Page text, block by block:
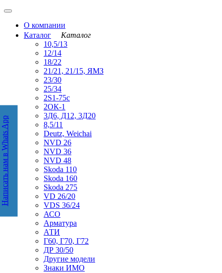
О компании
Каталог
Каталог
10,5/13
12/14
18/22
21/21, 21/15, ЯМЗ
23/30
25/34
2S1-75с
2ОК-1
3Д6, Д12, 3Д20
8,5/11
Deutz, Weichai
NVD 26
NVD 36
NVD 48
Skoda 110
Skoda 160
Skoda 275
VD 26/20
VDS 36/24
АСО
Арматура
АТИ
Г60, Г70, Г72
ДР 30/50
Другие модели
Знаки ИМО
Написать нам в WhatsApp
Написать нам в Whats App